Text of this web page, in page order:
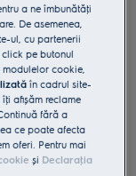
a ne îmbunătăţi
De asemenea,
ul, cu partenerii
pe butonul
cookie,
în cadrul site-
îţi afișăm reclame
fără a
ce poate afecta
oferi. Pentru mai
și Declaraţia